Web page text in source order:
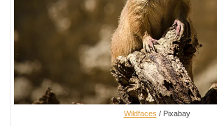
Wildfaces / Pixabay